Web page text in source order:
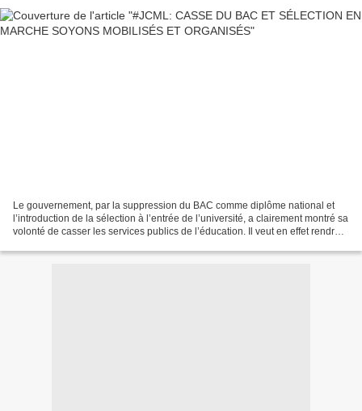
Le gouvernement, par la suppression du BAC comme diplôme national et
l’introduction de la sélection à l’entrée de l’université, a clairement montré sa
volonté de casser les services publics de l’éducation. Il veut en effet rendre